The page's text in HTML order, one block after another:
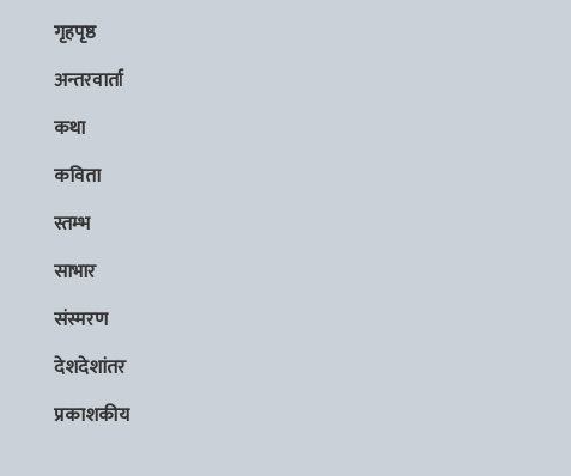
गृहपृष्ठ
अन्तरवार्ता
कथा
कविता
स्तम्भ
साभार
संस्मरण
देशदेशांतर
प्रकाशकीय